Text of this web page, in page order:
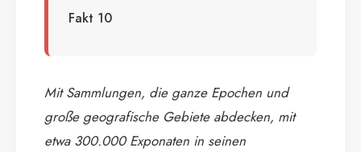
Fakt 10
Mit Sammlungen, die ganze Epochen und
große geografische Gebiete abdecken, mit
etwa 300.000 Exponaten in seinen